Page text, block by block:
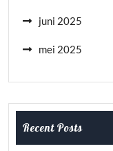
juni 2025
mei 2025
Recent Posts